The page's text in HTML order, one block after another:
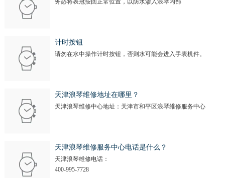
务必将表冠按回正常位置，以防水渗入浪琴内部
计时按钮
请勿在水中操作计时按钮，否则水可能会进入手表机件。
天津浪琴维修地址在哪里？
天津浪琴维修中心地址：天津市和平区浪琴维修服务中心
天津浪琴维修服务中心电话是什么？
天津浪琴维修电话：
400-995-7728